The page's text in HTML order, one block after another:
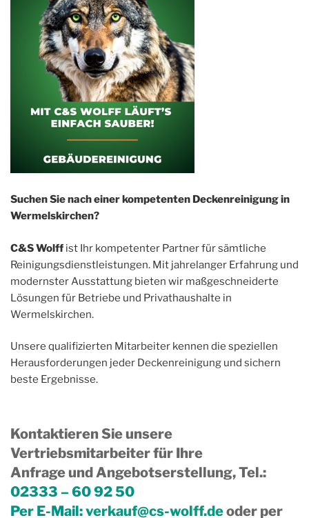
Suchen Sie nach einer kompetenten Deckenreinigung in
Wermelskirchen?
C&S Wolff ist Ihr kompetenter Partner für sämtliche
Reinigungsdienstleistungen. Mit jahrelanger Erfahrung und
modernster Ausstattung bieten wir maßgeschneiderte
Lösungen für Betriebe und Privathaushalte in
Wermelskirchen.
Unsere qualifizierten Mitarbeiter kennen die speziellen
Herausforderungen jeder Deckenreinigung und sichern
beste Ergebnisse.
Kontaktieren Sie unsere
Vertriebsmitarbeiter für Ihre
Anfrage und Angebotserstellung, Tel.:
02333 – 60 92 50
Per E-Mail:verkauf@cs-wolff.deoder per